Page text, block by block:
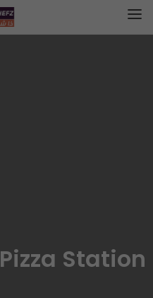
Pizza Station | بيتزا ستيشن